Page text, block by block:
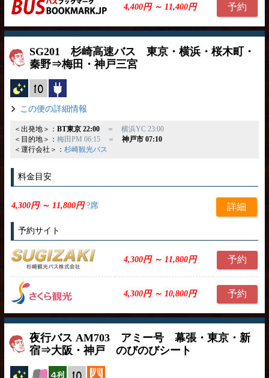
4,400円 ～ 11,400円 予約
SG201 杉崎高速バス 東京・横浜・桜木町・
秦野⇒梅田・神戸三宮
夜行バス
縦10列
この便の詳細情報
＜出発地＞： BT東京 22:00＝ 横浜YC 23:00
＜目的地＞： 梅田PM 06:15 ＝ 神戸市 07:10
＜運行会社＞： 杉崎観光バス
料金目安
4,300円 ～ 11,800円?席 詳細
予約サイト
4,300円 ～ 11,800円 予約
4,300円 ～ 10,800円 予約
夜行バス AM703 アミー号 幕張・東京・新
宿⇒大阪・神戸 のびのびシート
夜行バス女性安心
横4列 縦10列